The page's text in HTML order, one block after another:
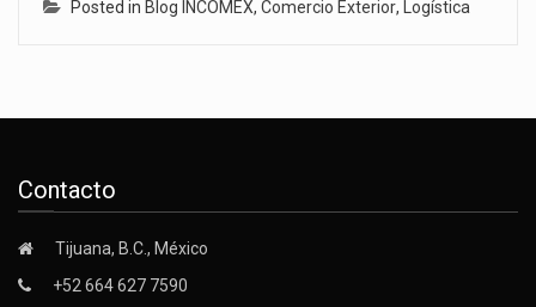
Posted in Blog INCOMEX, Comercio Exterior, Logística
Contacto
Tijuana, B.C., México
+52 664 627 7590